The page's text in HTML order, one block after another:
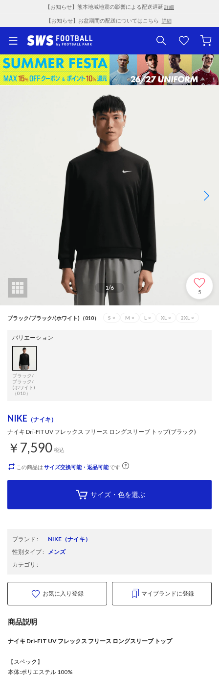
【お知らせ】熊本地域地震の影響による配送遅延 詳細
【お知らせ】お盆期間の配送についてはこちら 詳細
1/6
5
ブラック/ブラック/(ホワイト)（010） S × M × L × XL × 2XL ×
バリエーション
ブラック/
ブラック/
(ホワイト)
（010）
NIKE （ナイキ）
ナイキ Dri-FIT UV フレックス フリース ロングスリーブ トップ(ブラック)
￥7,590 税込
この商品は サイズ交換可能・返品可能です
サイズ・色を選ぶ
ブランド : NIKE （ナイキ）
性別タイプ: メンズ
カテゴリ :
お気に入り登録 マイブランドに登録
商品説明
ナイキ Dri-FIT UV フレックス フリース ロングスリーブ トップ
【スペック】
本体:ポリエステル 100%